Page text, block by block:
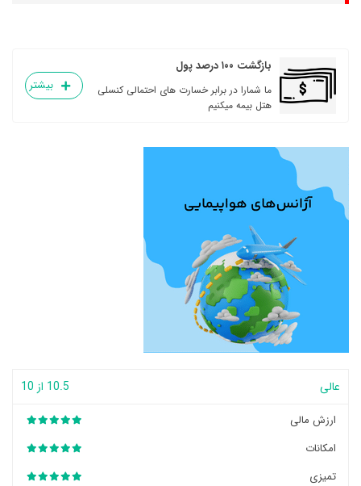
بازگشت ۱۰۰ درصد پول
ما شمارا در برابر خسارت های احتمالی کنسلی
هتل بیمه میکنیم
بیشتر
عالی 10.5 از 10
ارزش مالی
امکانات
تمیزی